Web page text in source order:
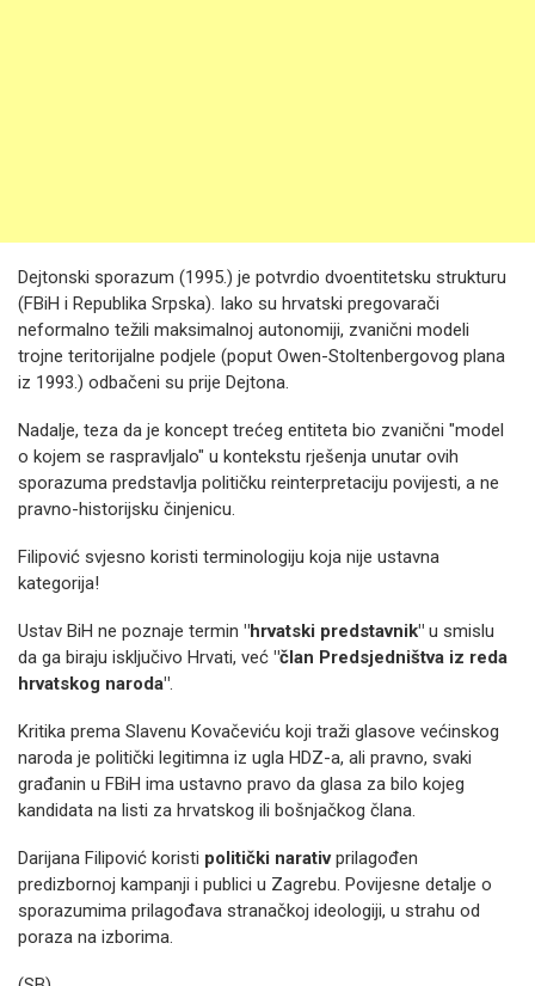
Dejtonski sporazum (1995.) je potvrdio dvoentitetsku strukturu
(FBiH i Republika Srpska). Iako su hrvatski pregovarači
neformalno težili maksimalnoj autonomiji, zvanični modeli
trojne teritorijalne podjele (poput Owen-Stoltenbergovog plana
iz 1993.) odbačeni su prije Dejtona.
Nadalje, teza da je koncept trećeg entiteta bio zvanični "model
o kojem se raspravljalo" u kontekstu rješenja unutar ovih
sporazuma predstavlja političku reinterpretaciju povijesti, a ne
pravno-historijsku činjenicu.
Filipović svjesno koristi terminologiju koja nije ustavna
kategorija!
Ustav BiH ne poznaje termin "hrvatski predstavnik" u smislu
da ga biraju isključivo Hrvati, već "član Predsjedništva iz reda
hrvatskog naroda".
Kritika prema Slavenu Kovačeviću koji traži glasove većinskog
naroda je politički legitimna iz ugla HDZ-a, ali pravno, svaki
građanin u FBiH ima ustavno pravo da glasa za bilo kojeg
kandidata na listi za hrvatskog ili bošnjačkog člana.
Darijana Filipović koristi politički narativprilagođen
predizbornoj kampanji i publici u Zagrebu. Povijesne detalje o
sporazumima prilagođava stranačkoj ideologiji, u strahu od
poraza na izborima.